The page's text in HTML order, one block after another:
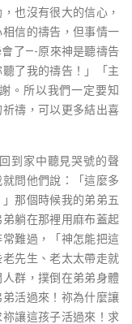
也沒有很大的信心，
信的禱告，但事情一
了—-原來神是聽禱告
了我的禱告！」「主
。所以我們一定要知
禱，可以更多結出喜
到家中聽見哭號的聲
問他們說：「這麼多
那個時候我的弟弟五
躺在那裡用麻布蓋起
難過，「神怎能把這
先生、老太太帶走就
群，撲倒在弟弟身體
活過來！祢為什麼讓
讓這孩子活過來！求